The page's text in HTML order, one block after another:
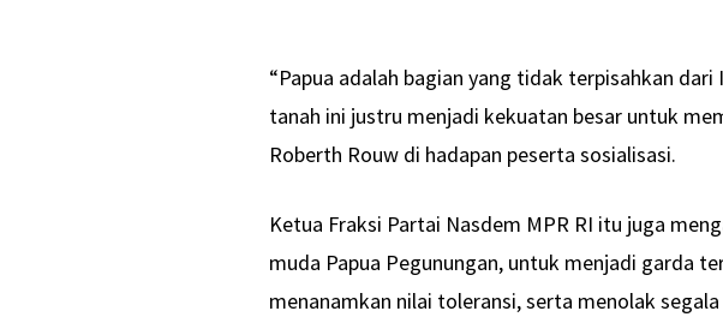
“Papua adalah bagian yang tidak terpisahkan
tanah ini justru menjadi kekuatan besar untuk
Roberth Rouw di hadapan peserta sosialisasi.
Ketua Fraksi Partai Nasdem MPR RI itu juga
muda Papua Pegunungan, untuk menjadi garda
menanamkan nilai toleransi, serta menolak